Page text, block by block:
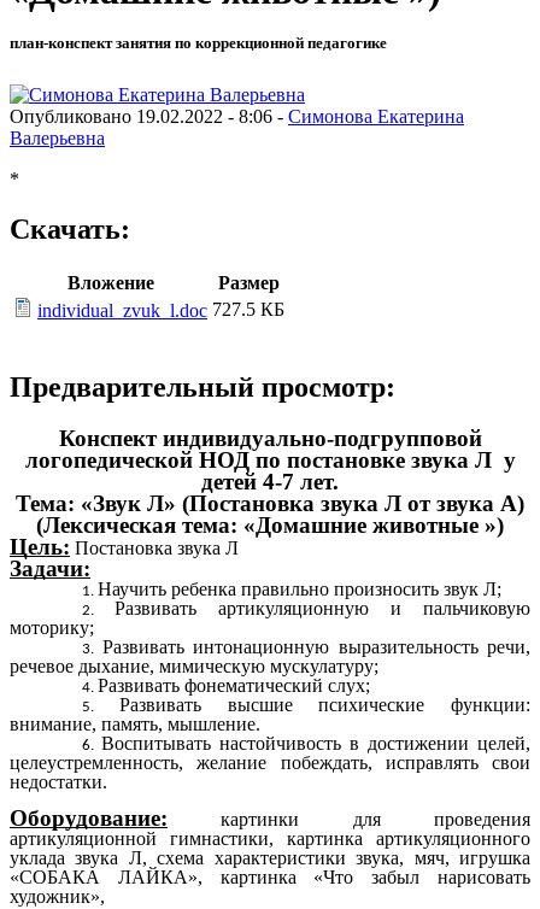
план-конспект занятия по коррекционной педагогике
Опубликовано 19.02.2022 - 8:06 - Симонова Екатерина
Валерьевна
*
Скачать:
Вложение
Размер
individual_zvuk_l.doc 727.5 КБ
Предварительный просмотр:
Конспект индивидуально-подгрупповой
логопедической НОД по постановке звука Л у
детей 4-7 лет.
Тема: «Звук Л» (Постановка звука Л от звука А)
(Лексическая тема: «Домашние животные »)
Цель: Постановка звука Л
Задачи:
Научить ребенка правильно произносить звук Л;
Развивать артикуляционную и пальчиковую
моторику;
Развивать интонационную выразительность речи,
речевое дыхание, мимическую мускулатуру;
Развивать фонематический слух;
Развивать высшие психические функции:
внимание, память, мышление.
Воспитывать настойчивость в достижении целей,
целеустремленность, желание побеждать, исправлять свои
недостатки.
Оборудование: картинки для проведения
артикуляционной гимнастики, картинка артикуляционного
уклада звука Л, схема характеристики звука, мяч, игрушка
«СОБАКА ЛАЙКА», картинка «Что забыл нарисовать
художник»,